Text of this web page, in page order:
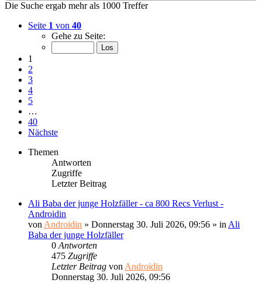
Die Suche ergab mehr als 1000 Treffer
Seite 1 von 40
Gehe zu Seite:
1
2
3
4
5
…
40
Nächste
Themen
Antworten
Zugriffe
Letzter Beitrag
Ali Baba der junge Holzfäller - ca 800 Recs Verlust -
Androidin
vonAndroidin » Donnerstag 30. Juli 2026, 09:56 » inAli
Baba der junge Holzfäller
0Antworten
475 Zugriffe
Letzter Beitrag vonAndroidin
Donnerstag 30. Juli 2026, 09:56